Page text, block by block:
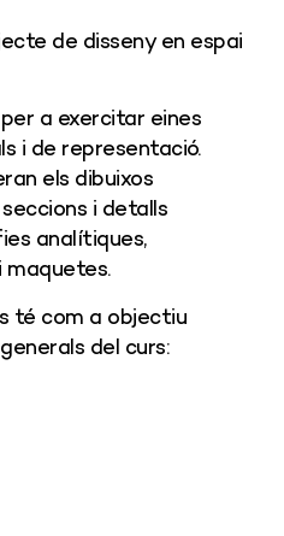
de disseny en espai
a exercitar eines
i de representació.
els dibuixos
i detalls
analítiques,
maquetes.
té com a objectiu
del curs: